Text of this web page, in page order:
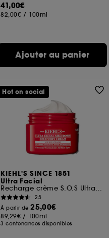
41,00€
82,00€ / 100ml
Ajouter au panier
KIEHL'S SINCE 1851
Ultra Facial
Recharge crème S.O.S Ultra Réparatrice Ultra Facial Meltdown
25
À partir de25,00€
89,29€ / 100ml
3 contenances disponibles
Hot on social